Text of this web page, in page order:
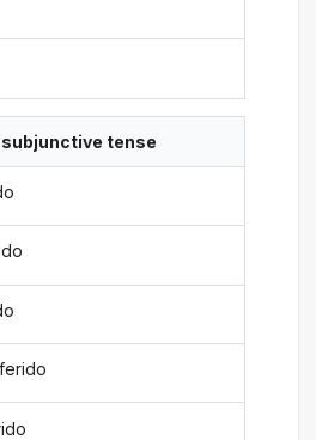
tense